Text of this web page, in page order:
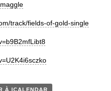
track/fields-of-gold-single
À ICALENDAR